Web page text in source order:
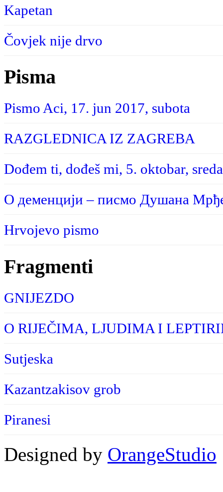
Kapetan
Čovjek nije drvo
Pisma
Pismo Aci, 17. jun 2017, subota
RAZGLEDNICA IZ ZAGREBA
Dođem ti, dođeš mi, 5. oktobar, sreda
О деменцији – писмо Душана
Hrvojevo pismo
Fragmenti
GNIJEZDO
O RIJEČIMA, LJUDIMA I
Sutjeska
Kazantzakisov grob
Piranesi
Designed by OrangeStudio